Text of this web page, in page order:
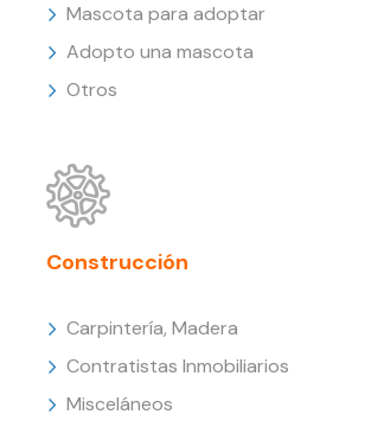
Mascota para adoptar
Adopto una mascota
Otros
Construcción
Carpintería, Madera
Contratistas Inmobiliarios
Misceláneos